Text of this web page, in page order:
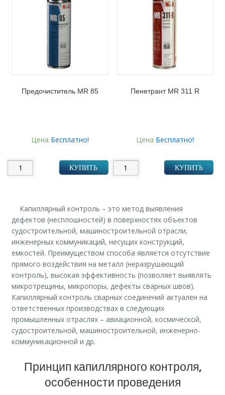
Предочиститель MR 85
Цена Бесплатно!
КУПИТЬ
Пенетрант MR 311 R
Цена Бесплатно!
КУПИТЬ
Капиллярный контроль – это метод выявления
дефектов (несплошностей) в поверхностях объектов
судостроительной, машиностроительной отрасли,
инженерных коммуникаций, несущих конструкций,
емкостей. Преимуществом способа является отсутствие
прямого воздействия на металл (неразрушающий
контроль), высокая эффективность (позволяет выявлять
микротрещины, микропоры, дефекты сварных швов).
Капиллярный контроль сварных соединений актуален на
ответственных производствах в следующих
промышленных отраслях – авиационной, космической,
судостроительной, машиностроительной, инженерно-
коммуникационной и др.
Принцип капиллярного контроля,
особенности проведения